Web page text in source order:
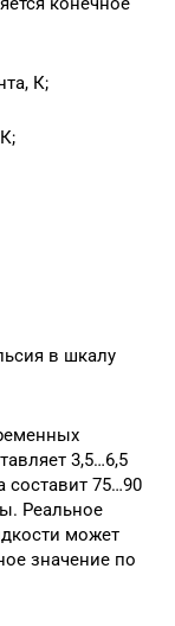
К;
в шкалу
3,5…6,5
составит 75…90
Реальное
может
значение по